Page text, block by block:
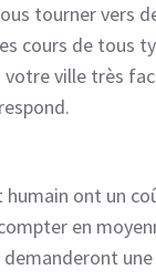
tourner vers
cours de tous
ville très
ont un
en